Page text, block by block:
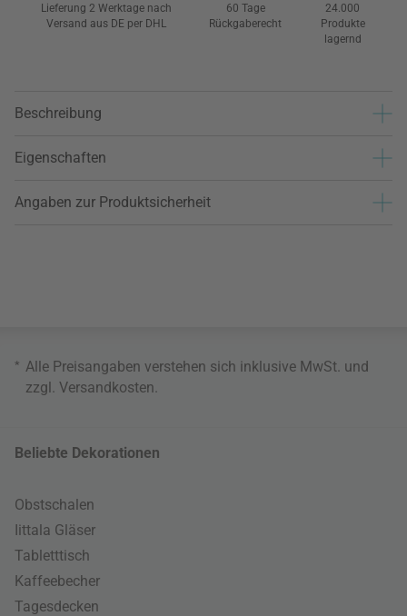
Lieferung 2 Werktage nach
Versand aus DE per DHL
60 Tage
Rückgaberecht
24.000
Produkte
lagernd
Beschreibung
Eigenschaften
Angaben zur Produktsicherheit
* Alle Preisangaben verstehen sich inklusive MwSt. und
zzgl. Versandkosten
Beliebte Dekorationen
Obstschalen
Iittala Gläser
Tabletttisch
Kaffeebecher
Tagesdecken